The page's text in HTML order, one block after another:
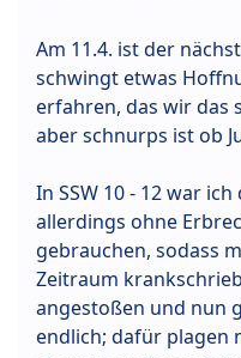
Am 11.4. ist der
schwingt etwas
erfahren, das wir das
aber schnurps ist ob
In SSW 10 - 12 war
allerdings ohne
gebrauchen, sodass
Zeitraum
angestoßen und nun
endlich; dafür plagen